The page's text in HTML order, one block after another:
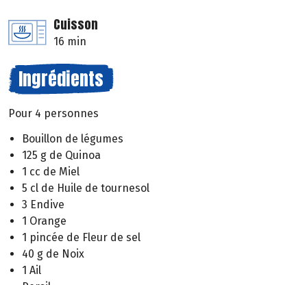
Cuisson
16 min
Ingrédients
Pour 4 personnes
Bouillon de légumes
125 g de Quinoa
1 cc de Miel
5 cl de Huile de tournesol
3 Endive
1 Orange
1 pincée de Fleur de sel
40 g de Noix
1 Ail